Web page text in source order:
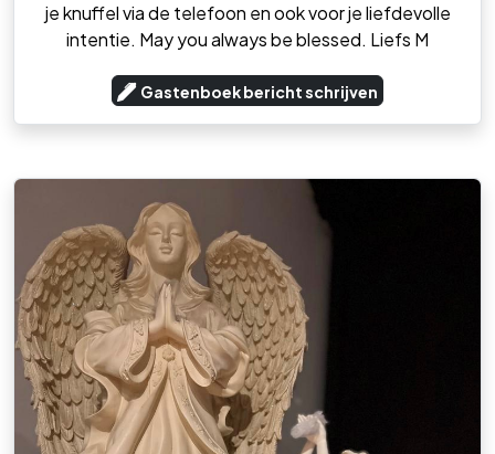
je knuffel via de telefoon en ook voor je liefdevolle
intentie. May you always be blessed. Liefs M
Gastenboek bericht schrijven